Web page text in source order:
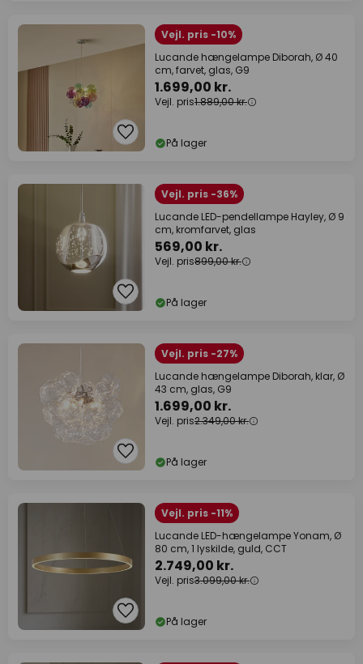
Vejl. pris -10%
Lucande hængelampe Diborah, Ø 40
cm, farvet, glas, G9
1.699,00 kr.
Vejl. pris1.889,00 kr.
På lager
Vejl. pris -36%
Lucande LED-pendellampe Hayley, Ø 9
cm, kromfarvet, glas
569,00 kr.
Vejl. pris899,00 kr.
På lager
Vejl. pris -27%
Lucande hængelampe Diborah, klar, Ø
43 cm, glas, G9
1.699,00 kr.
Vejl. pris2.349,00 kr.
På lager
Vejl. pris -11%
Lucande LED-hængelampe Yonam, Ø
80 cm, 1 lyskilde, guld, CCT
2.749,00 kr.
Vejl. pris3.099,00 kr.
På lager